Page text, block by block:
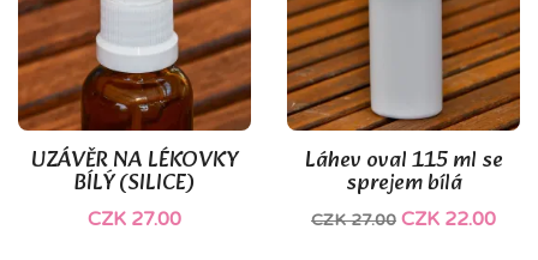
UZÁVĚR NA LÉKOVKY
BÍLÝ (SILICE)
CZK 27.00
Láhev oval 115 ml se
sprejem bílá
CZK 27.00 CZK 22.00